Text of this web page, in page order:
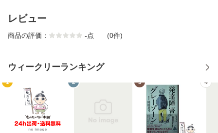
レビュー
商品の評価： -点 (0件)
ウィークリーランキング
1 2 3 4